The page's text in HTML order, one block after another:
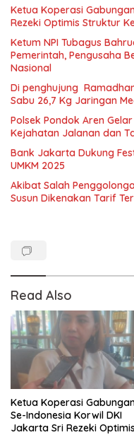
Ketua Koperasi
Rezeki Optimis Struktur
Ketum NPI Tubagus
Pemerintah, Pengusaha
Nasional
Di penghujung
Sabu 26,7 Kg Jaringan
Polsek Pondok Aren
Kejahatan Jalanan dan
Bank Jakarta Dukung
UMKM 2025
Akibat Salah
Susun Dikenakan Tarif
Read Also
Ketua Koperasi
Se-Indonesia Korwil DKI
Jakarta Sri Rezeki Optimis